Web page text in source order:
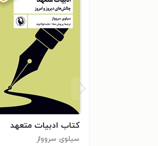
کتاب ادبیات متعهد
سیلوی سروواز